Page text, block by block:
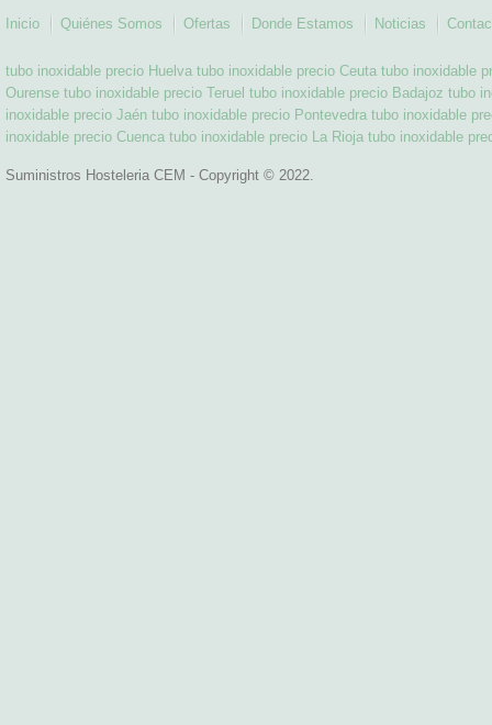
Inicio Quiénes Somos Ofertas Donde Estamos Noticias
tubo inoxidable precio Huelva tubo inoxidable precio Ceuta tubo inoxidable
Ourense tubo inoxidable precio Teruel tubo inoxidable precio Badajoz tubo
inoxidable precio Jaén tubo inoxidable precio Pontevedra tubo inoxidable
inoxidable precio Cuenca tubo inoxidable precio La Rioja tubo inoxidable
Suministros Hosteleria CEM - Copyright © 2022.